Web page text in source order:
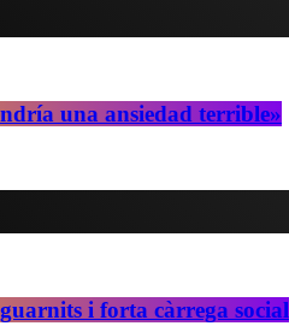
una ansiedad terrible»
i forta càrrega social